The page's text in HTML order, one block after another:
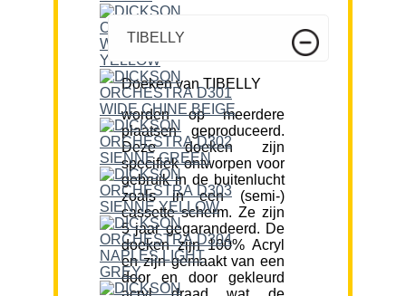
TIBELLY
Doeken van TIBELLY
worden op meerdere
plaatsen geproduceerd.
Deze doeken zijn
specifiek ontworpen voor
gebruik in de buitenlucht
zoals in een (semi-)
cassette scherm. Ze zijn
5 jaar gegarandeerd. De
doeken zijn 100% Acryl
en zijn gemaakt van een
door en door gekleurd